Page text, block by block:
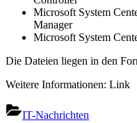
Microsoft System
Manager
Microsoft System
Die Dateien liegen in den
Weitere Informationen: Link
IT-Nachrichten